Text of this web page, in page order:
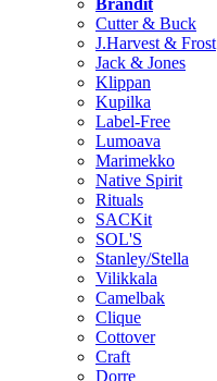
Brändit
Cutter & Buck
J.Harvest & Frost
Jack & Jones
Klippan
Kupilka
Label-Free
Lumoava
Marimekko
Native Spirit
Rituals
SACKit
SOL'S
Stanley/Stella
Vilikkala
Camelbak
Clique
Cottover
Craft
Dorre